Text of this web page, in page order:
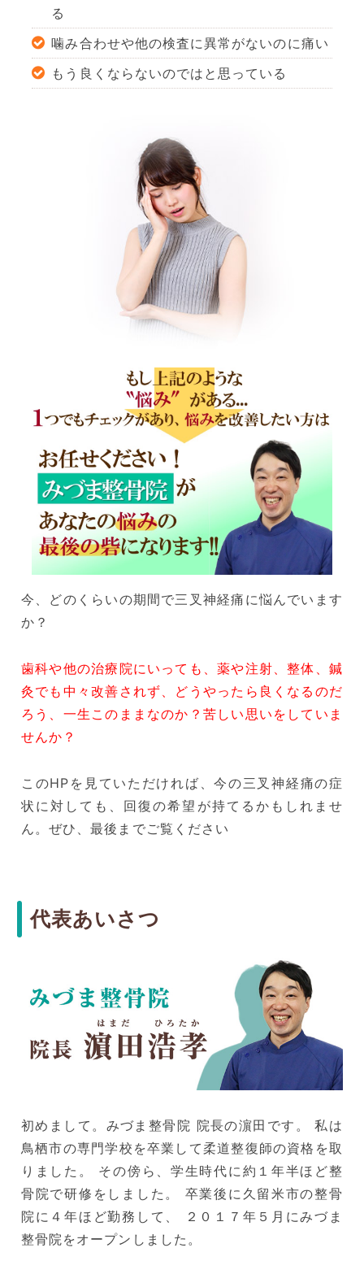
る
噛み合わせや他の検査に異常がないのに痛い
もう良くならないのではと思っている
今、どのくらいの期間で三叉神経痛に悩んでいます
か？
歯科や他の治療院にいっても、薬や注射、整体、鍼
灸でも中々改善されず、どうやったら良くなるのだ
ろう、一生このままなのか？苦しい思いをしていま
せんか？
このHPを見ていただければ、今の三叉神経痛の症
状に対しても、回復の希望が持てるかもしれませ
ん。ぜひ、最後までご覧ください
代表あいさつ
初めまして。みづま整骨院 院長の濵田です。 私は
鳥栖市の専門学校を卒業して柔道整復師の資格を取
りました。 その傍ら、学生時代に約１年半ほど整
骨院で研修をしました。 卒業後に久留米市の整骨
院に４年ほど勤務して、 ２０１７年５月にみづま
整骨院をオープンしました。